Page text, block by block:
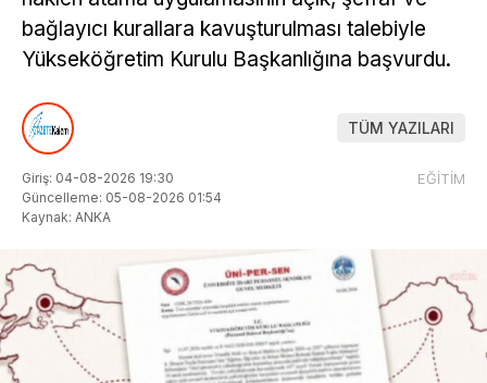
bağlayıcı kurallara kavuşturulması talebiyle
Yükseköğretim Kurulu Başkanlığına başvurdu.
TÜM YAZILARI
Giriş: 04-08-2026 19:30
Güncelleme: 05-08-2026 01:54
Kaynak: ANKA
EĞİTİM